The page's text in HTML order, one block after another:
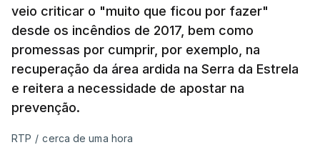
veio criticar o "muito que ficou por fazer"
desde os incêndios de 2017, bem como
promessas por cumprir, por exemplo, na
recuperação da área ardida na Serra da Estrela
e reitera a necessidade de apostar na
prevenção.
RTP / cerca de uma hora